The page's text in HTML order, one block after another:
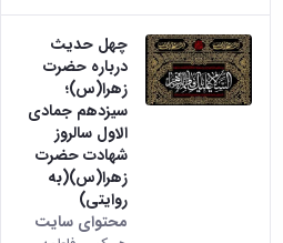
چهل حدیث
درباره حضرت
زهرا(س)؛
سیزدهم جمادی
الاول سالروز
شهادت حضرت
زهرا(س)(به
روایتی)
محتوای سایت